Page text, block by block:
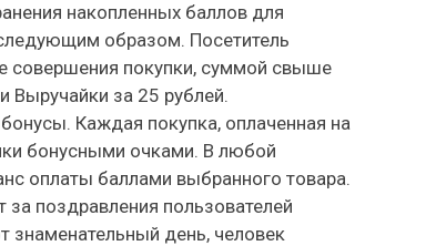
накопленных баллов для
образом. Посетитель
совершения покупки, суммой свыше
Выручайки за 25 рублей.
Каждая покупка, оплаченная на
бонусными очками. В любой
оплаты баллами выбранного товара.
поздравления пользователей
знаменательный день, человек